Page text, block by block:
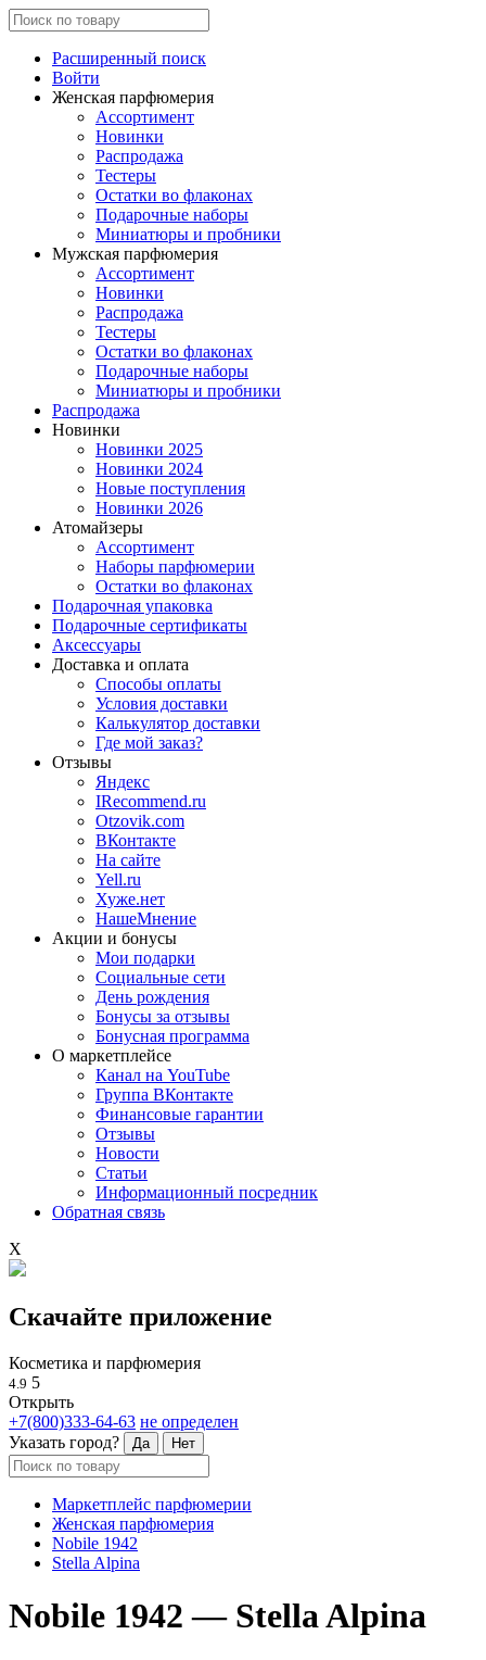
Расширенный поиск
Войти
Женская парфюмерия
Ассортимент
Новинки
Распродажа
Тестеры
Остатки во флаконах
Подарочные наборы
Миниатюры и пробники
Мужская парфюмерия
Ассортимент
Новинки
Распродажа
Тестеры
Остатки во флаконах
Подарочные наборы
Миниатюры и пробники
Распродажа
Новинки
Новинки 2025
Новинки 2024
Новые поступления
Новинки 2026
Атомайзеры
Ассортимент
Наборы парфюмерии
Остатки во флаконах
Подарочная упаковка
Подарочные сертификаты
Аксессуары
Доставка и оплата
Способы оплаты
Условия доставки
Калькулятор доставки
Где мой заказ?
Отзывы
Яндекс
IRecommend.ru
Otzovik.com
ВКонтакте
На сайте
Yell.ru
Хуже.нет
НашеМнение
Акции и бонусы
Мои подарки
Социальные сети
День рождения
Бонусы за отзывы
Бонусная программа
О маркетплейсе
Канал на YouTube
Группа ВКонтакте
Финансовые гарантии
Отзывы
Новости
Статьи
Информационный посредник
Обратная связь
X
Скачайте приложение
Косметика и парфюмерия
4.9 5
Открыть
+7(800)333-64-63 не определен
Указать город?
Да Нет
Маркетплейс парфюмерии
Женская парфюмерия
Nobile 1942
Stella Alpina
Nobile 1942 — Stella Alpina